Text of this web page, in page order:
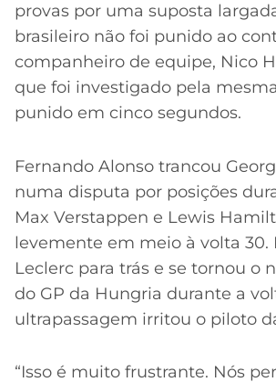
provas por uma suposta
brasileiro não foi punido ao
companheiro de equipe, Nico
que foi investigado pela
punido em cinco segundos.
Fernando Alonso trancou
numa disputa por posições
Max Verstappen e Lewis
levemente em meio à volta 30.
Leclerc para trás e se tornou o
do GP da Hungria durante a
ultrapassagem irritou o piloto
“Isso é muito frustrante. Nós